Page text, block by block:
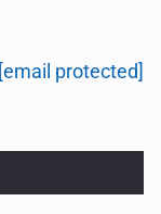
[email protected]